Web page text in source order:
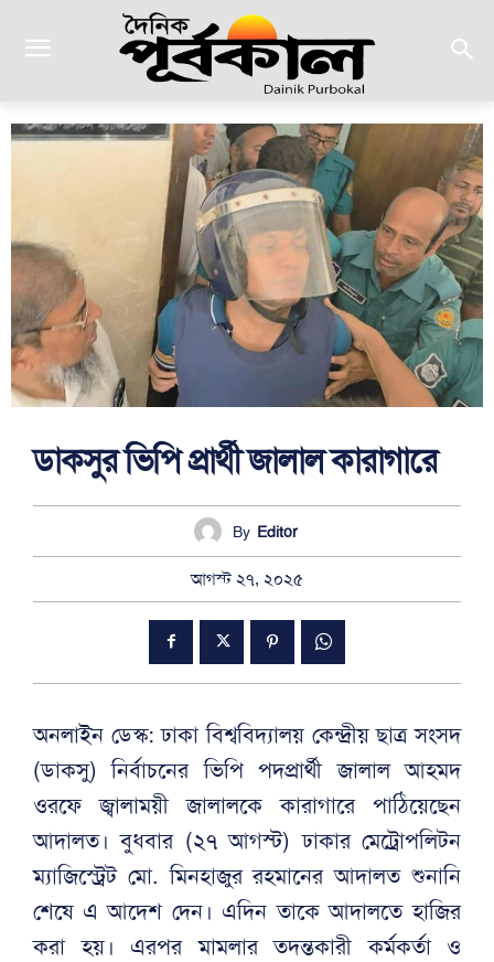
ডাকসুর ভিপি প্রার্থী জালাল কারাগারে
By Editor
আগস্ট ২৭, ২০২৫
অনলাইন ডেস্ক: ঢাকা বিশ্ববিদ্যালয় কেন্দ্রীয় ছাত্র সংসদ
(ডাকসু) নির্বাচনের ভিপি পদপ্রার্থী জালাল আহমদ
ওরফে জ্বালাময়ী জালালকে কারাগারে পাঠিয়েছেন
আদালত। বুধবার (২৭ আগস্ট) ঢাকার মেট্রোপলিটন
ম্যাজিস্ট্রেট মো. মিনহাজুর রহমানের আদালত শুনানি
শেষে এ আদেশ দেন। এদিন তাকে আদালতে হাজির
করা হয়। এরপর মামলার তদন্তকারী কর্মকর্তা ও